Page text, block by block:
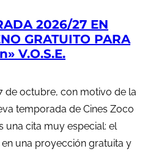
2026/27 EN
GRATUITO PARA
V.O.S.E.
de octubre, con motivo de la
temporada de Cines Zoco
una cita muy especial: el
una proyección gratuita y